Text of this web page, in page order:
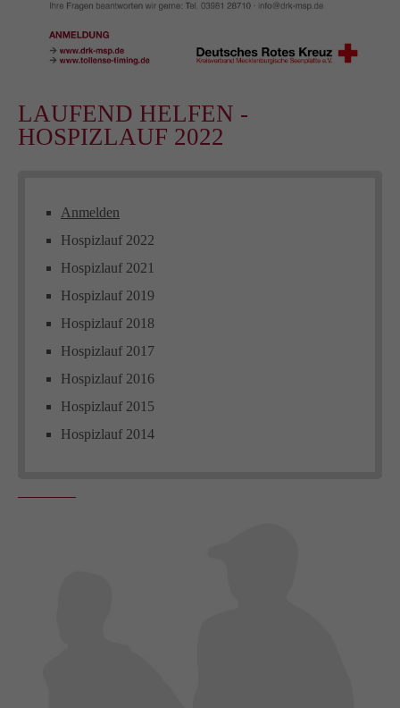
LAUFEND HELFEN -
HOSPIZLAUF 2022
Anmelden
Hospizlauf 2022
Hospizlauf 2021
Hospizlauf 2019
Hospizlauf 2018
Hospizlauf 2017
Hospizlauf 2016
Hospizlauf 2015
Hospizlauf 2014